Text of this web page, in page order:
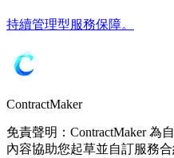
持續管理型服務保障。
ContractMaker
免責聲明：ContractMaker 為
內容協助您起草並自訂服務